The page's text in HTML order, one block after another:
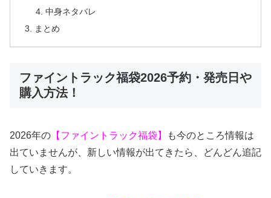
中身ネタバレ
まとめ
ファイントラック福袋2026予約・発売日や
購入方法！
2026年の 【ファイントラック福袋】
も今のところ情報は
出ていませんが、新しい情報が出てきたら、どんどん追記
していきます。